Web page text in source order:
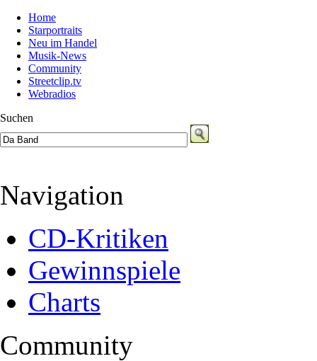
Home
Starportraits
Neu im Handel
Musik-News
Community
Streetclip.tv
Webradios
Suchen
Navigation
CD-Kritiken
Gewinnspiele
Charts
Community